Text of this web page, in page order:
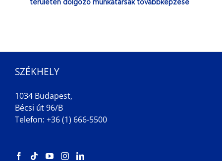
területen dolgozó munkatársak továbbképzése
SZÉKHELY
1034 Budapest,
Bécsi út 96/B
Telefon: +36 (1) 666-5500